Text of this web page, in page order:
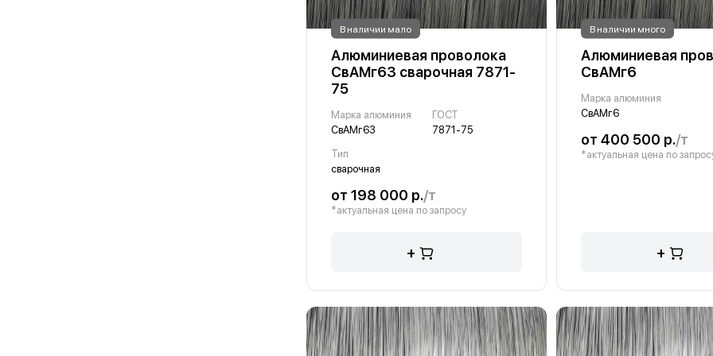
В наличии мало
Алюминиевая проволока
СвАМг63 сварочная 7871-
75
Марка алюминия
СвАМг63
ГОСТ
7871-75
Тип
сварочная
от 198 000 р./т
*актуальная цена по запросу
+
В наличии много
Алюминиевая
СвАМг6
Марка алюминия
СвАМг6
от 400 500 р./т
*актуальная цена по
+